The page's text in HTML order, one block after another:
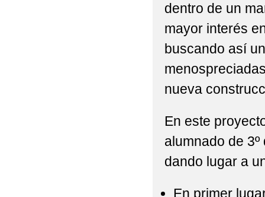
dentro de un
mayor interés
buscando así
nueva
En este
alumnado de
dando lugar a
En primer